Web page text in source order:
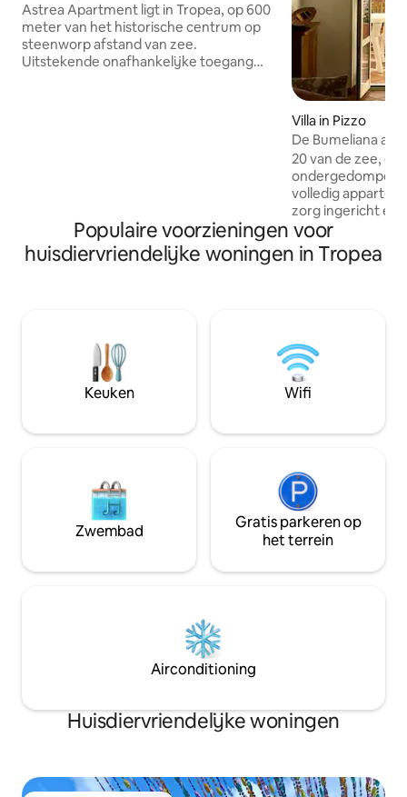
Astrea Apartment ligt in Tropea, op 600
meter van het historische centrum op
steenworp afstand van zee.
Uitstekende onafhankelijke toegang
slaapkamers, een grote open
woonkamer met goed uitgeruste
keuken. Een badkamer met douche en
Villa in Pizzo
De Bumeliana
20 van de zee,
ondergedompeld
volledig
zorg ingericht en
voorzien, zeer
zeer hoge
toegankelijke
eetkamer, groot
zee,
heerlijk strand
restaurant,
Boarding 3 km
Populaire voorzieningen voor
huisdiervriendelijke woningen in Tropea
Keuken Wifi
Zwembad
Gratis parkeren op
het terrein
Airconditioning
Huisdiervriendelijke woningen